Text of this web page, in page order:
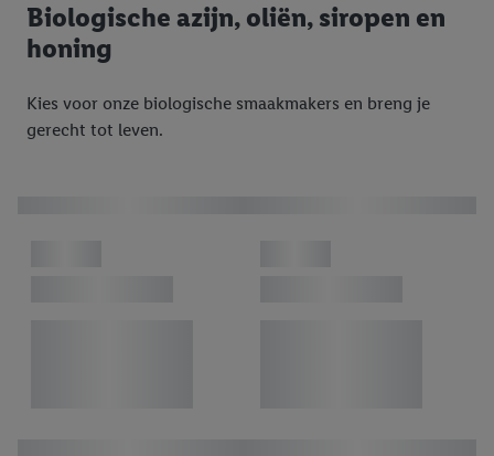
Biologische azijn, oliën, siropen en
honing
Kies voor onze biologische smaakmakers en breng je
gerecht tot leven.